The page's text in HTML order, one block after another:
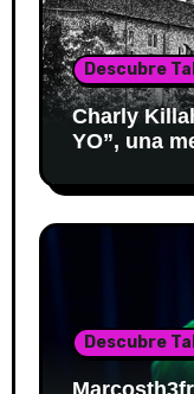
Descubre
Charly
YO”, una
Descubre